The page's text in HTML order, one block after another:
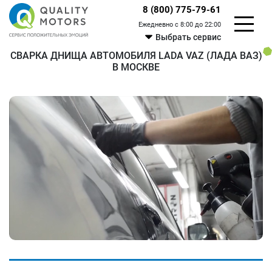
8 (800) 775-79-61
Ежедневно с 8:00 до 22:00
Выбрать сервис
СВАРКА ДНИЩА АВТОМОБИЛЯ LADA VAZ (ЛАДА ВАЗ)
В МОСКВЕ